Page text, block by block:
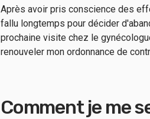
Après avoir pris conscience des
fallu longtemps pour décider
prochaine visite chez le
renouveler mon ordonnance de
Comment je me